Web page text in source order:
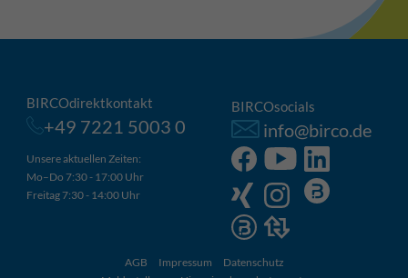
BIRCOdirektkontakt
+49 7221 5003 0
Unsere aktuellen Zeiten:
Mo–Do 7:30 - 17:00 Uhr
Freitag 7:30 - 14:00 Uhr
BIRCOsocials
info@birco.de
AGB Impressum
Datenschutz